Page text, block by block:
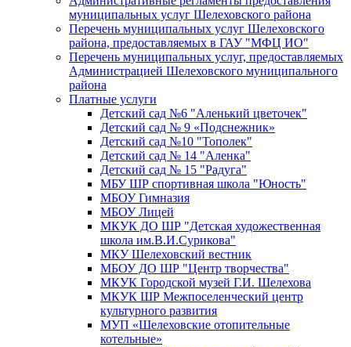
муниципальных услуг Шелеховского района
Перечень муниципальных услуг Шелеховского
района, предоставляемых в ГАУ "МФЦ ИО"
Перечень муниципальных услуг, предоставляемых
Администрацией Шелеховского муниципального
района
Платные услуги
Детский сад №6 "Аленький цветочек"
Детский сад № 9 «Подснежник»
Детский сад №10 "Тополек"
Детский сад № 14 "Аленка"
Детский сад № 15 "Радуга"
МБУ ШР спортивная школа "Юность"
МБОУ Гимназия
МБОУ Лицей
МКУК ДО ШР "Детская художественная
школа им.В.И.Сурикова"
МКУ Шелеховский вестник
МБОУ ДО ШР "Центр творчества"
МКУК Городской музей Г.И. Шелехова
МКУК ШР Межпоселенческий центр
культурного развития
МУП «Шелеховские отопительные
котельные»